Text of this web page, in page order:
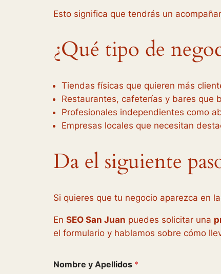
Esto significa que tendrás un
¿Qué tipo de
Tiendas físicas que quieren más
Restaurantes, cafeterías y bares que
Profesionales independientes como
Empresas locales que necesitan
Da el siguiente
Si quieres que tu negocio aparezca en
En SEO San Juan puedes solicitar una
el formulario y hablamos sobre cómo
Nombre y Apellidos *